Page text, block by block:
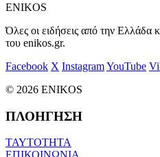
ENIKOS
Όλες οι ειδήσεις από την Ελλάδα
του enikos.gr.
Facebook X InstagramYouTube
© 2026 ENIKOS
ΠΛΟΗΓΗΣΗ
ΤΑΥΤΟΤΗΤΑ